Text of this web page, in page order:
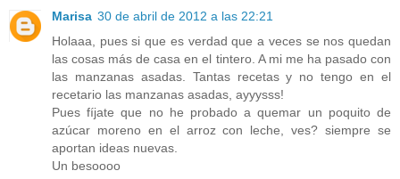
Marisa 30 de abril de 2012 a las 22:21
Holaaa, pues si que es verdad que a veces se nos quedan
las cosas más de casa en el tintero. A mi me ha pasado con
las manzanas asadas. Tantas recetas y no tengo en el
recetario las manzanas asadas, ayyysss!
Pues fíjate que no he probado a quemar un poquito de
azúcar moreno en el arroz con leche, ves? siempre se
aportan ideas nuevas.
Un besoooo